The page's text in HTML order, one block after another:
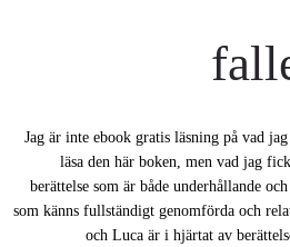
Jag är inte ebook gratis läsning på vad
läsa den här boken, men vad jag
berättelse som är både underhållande
som känns fullständigt genomförda och
och Luca är i hjärtat av